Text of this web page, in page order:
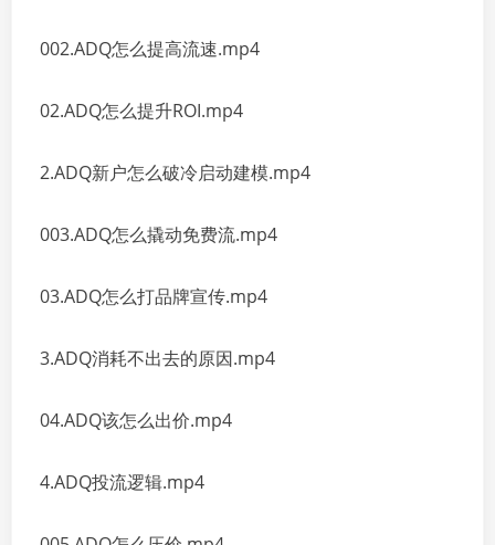
002.ADQ怎么提高流速.mp4
02.ADQ怎么提升ROI.mp4
2.ADQ新户怎么破冷启动建模.mp4
003.ADQ怎么撬动免费流.mp4
03.ADQ怎么打品牌宣传.mp4
3.ADQ消耗不出去的原因.mp4
04.ADQ该怎么出价.mp4
4.ADQ投流逻辑.mp4